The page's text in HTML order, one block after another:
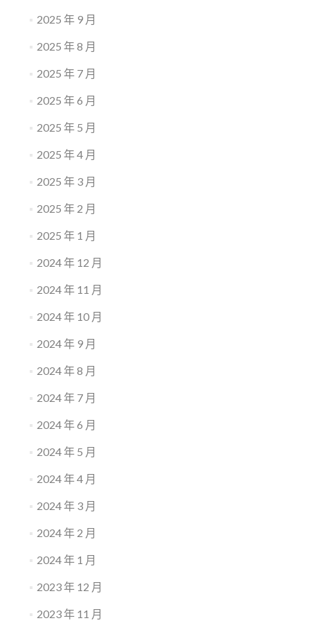
2025 年 9 月
2025 年 8 月
2025 年 7 月
2025 年 6 月
2025 年 5 月
2025 年 4 月
2025 年 3 月
2025 年 2 月
2025 年 1 月
2024 年 12 月
2024 年 11 月
2024 年 10 月
2024 年 9 月
2024 年 8 月
2024 年 7 月
2024 年 6 月
2024 年 5 月
2024 年 4 月
2024 年 3 月
2024 年 2 月
2024 年 1 月
2023 年 12 月
2023 年 11 月